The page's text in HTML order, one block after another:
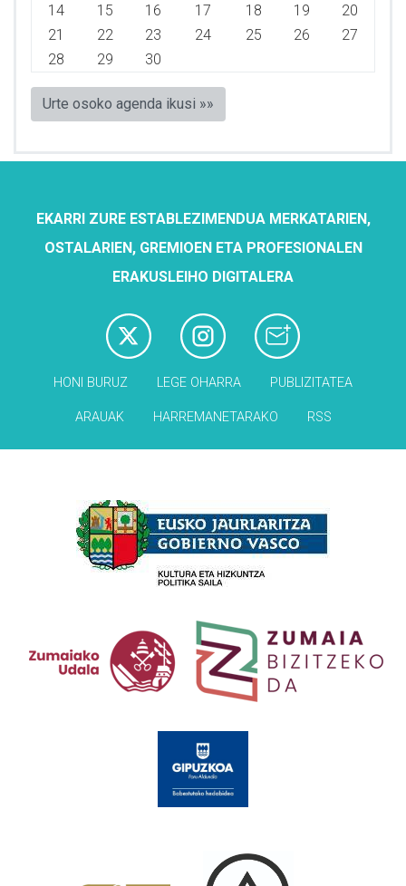
14
15 16 17 18 19
20
21
22 23 24 25 26
27
28
29 30
Urte osoko agenda ikusi »»
EKARRI ZURE ESTABLEZIMENDUA MERKATARIEN,
OSTALARIEN, GREMIOEN ETA PROFESIONALEN
ERAKUSLEIHO DIGITALERA
HONI BURUZ LEGE OHARRA PUBLIZITATEA
ARAUAK HARREMANETARAKO RSS